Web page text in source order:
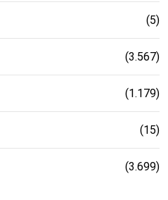
(5)
(3.567)
(1.179)
(15)
(3.699)